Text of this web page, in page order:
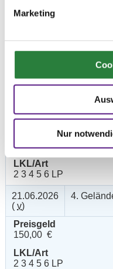
Marketing
Nur
21.06.2026
1 2 3 4 5 LP
(v)
450,00 €
LKL/Art
2 3 4 5 6 LP
21.06.2026
( v)
4.
Preisgeld
150,00 €
LKL/Art
2 3 4 5 6 LP